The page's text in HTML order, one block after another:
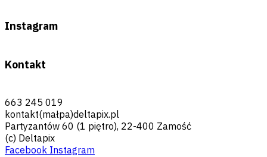
Instagram
Kontakt
663 245 019
kontakt(małpa)deltapix.pl
Partyzantów 60 (1 piętro), 22-400 Zamość
(c) Deltapix
Facebook Instagram